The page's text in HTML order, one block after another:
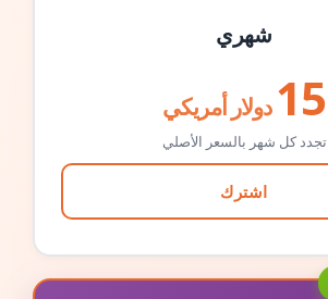
شهري
15 دولار أمريكي
تجدد كل شهر بالسعر الأصلي
اشترك